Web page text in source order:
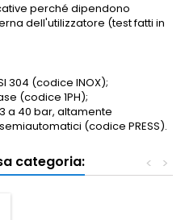
perché dipendono
dell'utilizzatore (test fatti in
304 (codice INOX);
(codice 1PH);
a 40 bar, altamente
(codice PRESS).
categoria: >
<